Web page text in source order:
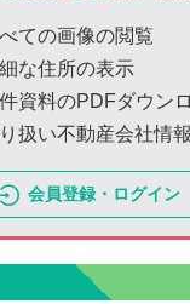
べての画像の閲覧
細な住所の表示
件資料のPDFダウン
り扱い不動産会社情報
会員登録・ログイン